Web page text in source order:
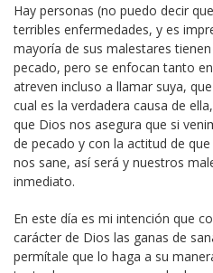
Hay personas (no puedo decir
terribles enfermedades, y es
mayoría de sus malestares
pecado, pero se enfocan tanto
atreven incluso a llamar suya,
cual es la verdadera causa de
que Dios nos asegura que si
de pecado y con la actitud de
nos sane, así será y nuestros
inmediato.
En este día es mi intención que
carácter de Dios las ganas de
permítale que lo haga a su